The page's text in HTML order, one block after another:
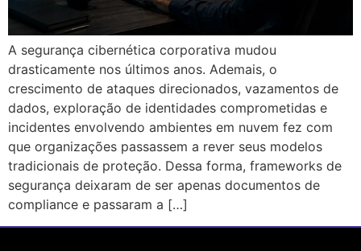
A segurança cibernética corporativa mudou
drasticamente nos últimos anos. Ademais, o
crescimento de ataques direcionados, vazamentos de
dados, exploração de identidades comprometidas e
incidentes envolvendo ambientes em nuvem fez com
que organizações passassem a rever seus modelos
tradicionais de proteção. Dessa forma, frameworks de
segurança deixaram de ser apenas documentos de
compliance e passaram a […]